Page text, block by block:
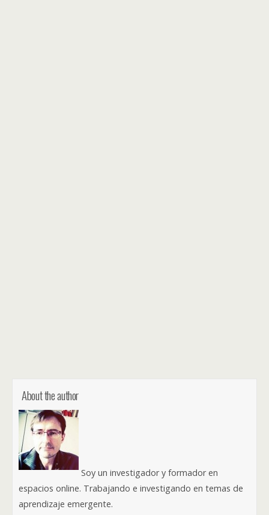
About the author
Soy un investigador y formador en
espacios online. Trabajando e investigando en temas de
aprendizaje emergente.